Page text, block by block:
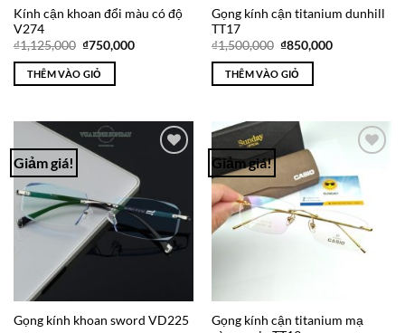
Kính cận khoan đổi màu có độ
V274
₫1,125,000 Giá
là:
₫1,125,000.
₫750,000Giá
THÊM VÀO GIỎ
Gọng kính cận titanium dunhill
TT17
₫1,500,000 Giá
là:
₫1,500,000.
₫850,000Giá
THÊM VÀO GIỎ
Giảm giá!
Gọng kính khoan sword VD225
Giảm giá!
Wishlist
Gọng kính cận titanium mạ